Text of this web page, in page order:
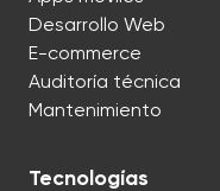
Desarrollo Web
E-commerce
Auditoría técnica
Mantenimiento
Tecnologías